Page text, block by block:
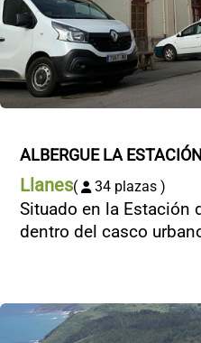
ALBERGUE LA ESTACIÓN
Llanes( 34 plazas )
Situado en la Estación
dentro del casco